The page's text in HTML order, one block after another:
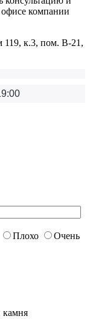
офисе компании
119, к.3, пом. В-21,
Плохо
Очень
камня